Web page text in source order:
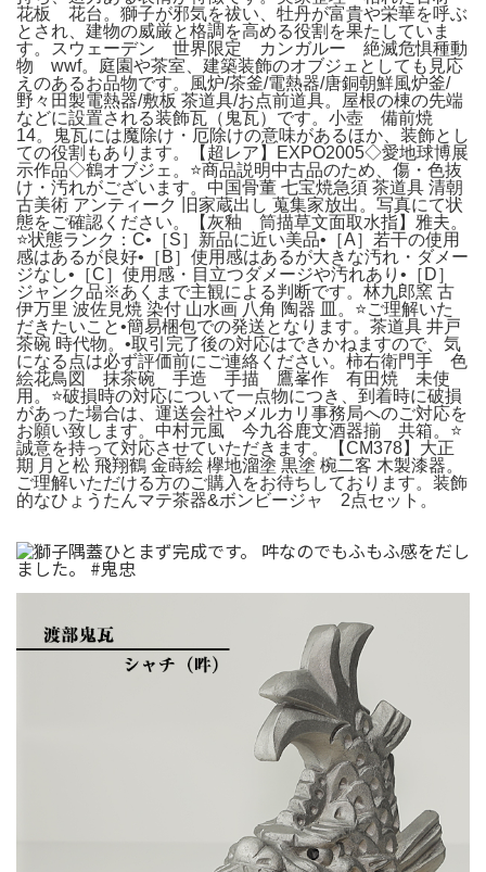
花板 花台。獅子が邪気を祓い、牡丹が富貴や栄華を呼ぶ
とされ、建物の威厳と格調を高める役割を果たしていま
す。スウェーデン 世界限定 カンガルー 絶滅危惧種動
物 wwf。庭園や茶室、建築装飾のオブジェとしても見応
えのあるお品物です。風炉/茶釜/電熱器/唐銅朝鮮風炉釜/
野々田製電熱器/敷板 茶道具/お点前道具。屋根の棟の先端
などに設置される装飾瓦（鬼瓦）です。小壺 備前焼
14。鬼瓦には魔除け・厄除けの意味があるほか、装飾とし
ての役割もあります。【超レア】EXPO2005◇愛地球博展
示作品◇鶴オブジェ。⭐️商品説明中古品のため、傷・色抜
け・汚れがございます。中国骨董 七宝焼急須 茶道具 清朝
古美術 アンティーク 旧家蔵出し 蒐集家放出。写真にて状
態をご確認ください。【灰釉 筒描草文面取水指】雅夫。
⭐️状態ランク：C•［S］新品に近い美品•［A］若干の使用
感はあるが良好•［B］使用感はあるが大きな汚れ・ダメー
ジなし•［C］使用感・目立つダメージや汚れあり•［D］
ジャンク品※あくまで主観による判断です。林九郎窯 古
伊万里 波佐見焼 染付 山水画 八角 陶器 皿。⭐️ご理解いた
だきたいこと•簡易梱包での発送となります。茶道具 井戸
茶碗 時代物。•取引完了後の対応はできかねますので、気
になる点は必ず評価前にご連絡ください。柿右衛門手 色
絵花鳥図 抹茶碗 手造 手描 鷹峯作 有田焼 未使
用。⭐️破損時の対応について一点物につき、到着時に破損
があった場合は、運送会社やメルカリ事務局へのご対応を
お願い致します。中村元風 今九谷鹿文酒器揃 共箱。⭐️
誠意を持って対応させていただきます。【CM378】大正
期 月と松 飛翔鶴 金蒔絵 欅地溜塗 黒塗 椀二客 木製漆器。
ご理解いただける方のご購入をお待ちしております。装飾
的なひょうたんマテ茶器&ボンビージャ 2点セット。